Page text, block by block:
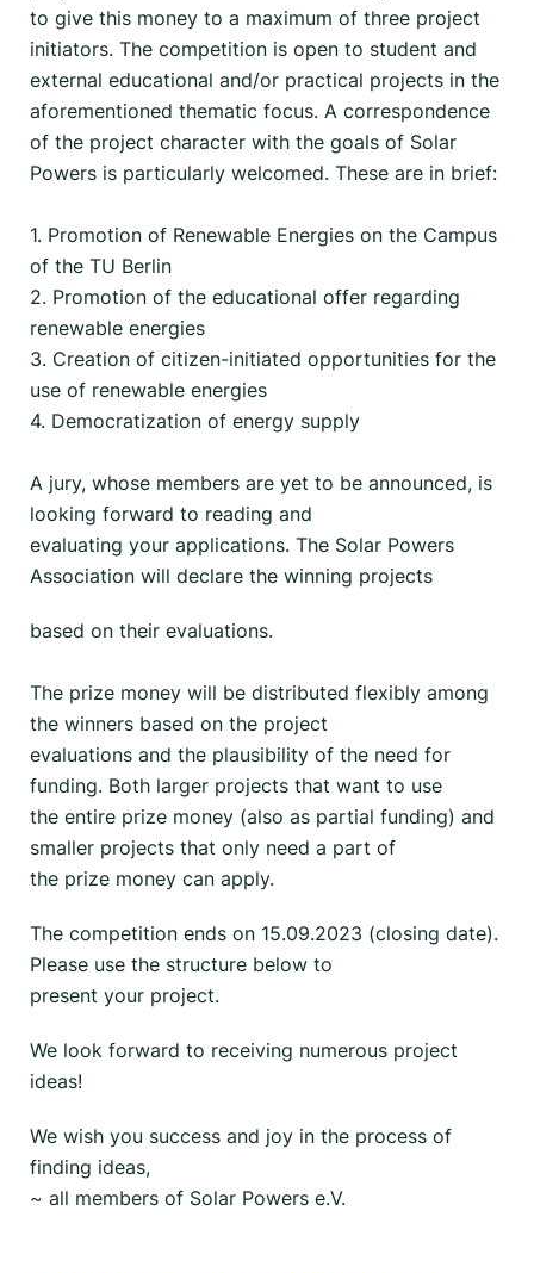
to give this money to a maximum of three project
initiators. The competition is open to student and
external educational and/or practical projects in the
aforementioned thematic focus. A correspondence
of the project character with the goals of Solar
Powers is particularly welcomed. These are in brief:
1. Promotion of Renewable Energies on the Campus
of the TU Berlin
2. Promotion of the educational offer regarding
renewable energies
3. Creation of citizen-initiated opportunities for the
use of renewable energies
4. Democratization of energy supply
A jury, whose members are yet to be announced, is
looking forward to reading and
evaluating your applications. The Solar Powers
Association will declare the winning projects
based on their evaluations.
The prize money will be distributed flexibly among
the winners based on the project
evaluations and the plausibility of the need for
funding. Both larger projects that want to use
the entire prize money (also as partial funding) and
smaller projects that only need a part of
the prize money can apply.
The competition ends on 15.09.2023 (closing date).
Please use the structure below to
present your project.
We look forward to receiving numerous project
ideas!
We wish you success and joy in the process of
finding ideas,
~ all members of Solar Powers e.V.